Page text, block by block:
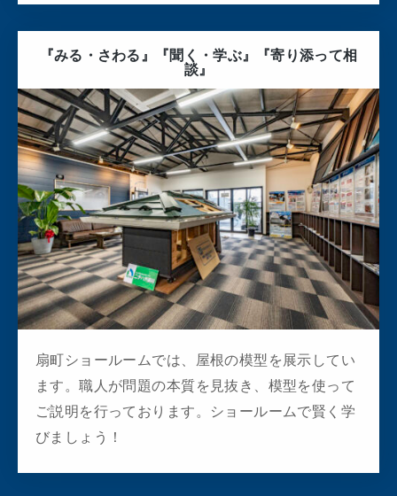
『みる・さわる』『聞く・学ぶ』『寄り添って相
談』
扇町ショールームでは、屋根の模型を展示してい
ます。職人が問題の本質を見抜き、模型を使って
ご説明を行っております。ショールームで賢く学
びましょう！